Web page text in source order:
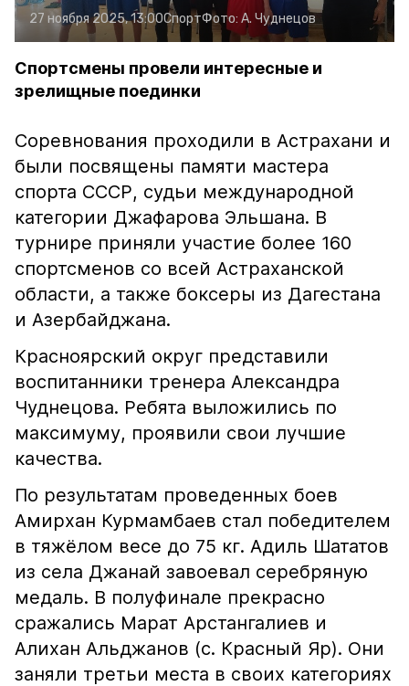
27 ноября 2025, 13:00СпортФото: А. Чуднецов
Спортсмены провели интересные и
зрелищные поединки
Соревнования проходили в Астрахани и
были посвящены памяти мастера
спорта СССР, судьи международной
категории Джафарова Эльшана. В
турнире приняли участие более 160
спортсменов со всей Астраханской
области, а также боксеры из Дагестана
и Азербайджана.
Красноярский округ представили
воспитанники тренера Александра
Чуднецова. Ребята выложились по
максимуму, проявили свои лучшие
качества.
По результатам проведенных боев
Амирхан Курмамбаев стал победителем
в тяжёлом весе до 75 кг. Адиль Шататов
из села Джанай завоевал серебряную
медаль. В полуфинале прекрасно
сражались Марат Арстангалиев и
Алихан Альджанов (с. Красный Яр). Они
заняли третьи места в своих категориях